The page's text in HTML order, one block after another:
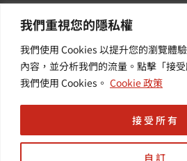
我們重視您的隱私權
我們使用 Cookies 以提升您的瀏覽體
內容，並分析我們的流量。點擊「接
我們使用 Cookies。 Cookie 政策
自訂
接受所有
台應用
其他／加
值服務